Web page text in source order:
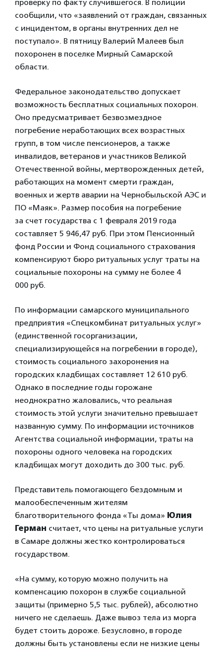
проверку по факту случившегося. В полиции
сообщили, что «заявлений от граждан, связанных
с инцидентом, в органы внутренних дел не
поступало». В пятницу Валерий Малеев был
похоронен в поселке Мирный Самарской
области.
Федеральное законодательство допускает
возможность бесплатных социальных похорон.
Оно предусматривает безвозмездное
погребение неработающих всех возрастных
групп, в том числе пенсионеров, а также
инвалидов, ветеранов и участников Великой
Отечественной войны, мертворожденных детей,
работающих на момент смерти граждан,
военных и жертв аварии на Чернобыльской АЭС и
ПО «Маяк». Размер пособия на погребение
за счет государства с 1 февраля 2019 года
составляет 5 946,47 руб. При этом Пенсионный
фонд России и Фонд социального страхования
компенсируют бюро ритуальных услуг траты на
социальные похороны на сумму не более 4
000 руб.
По информации самарского муниципального
предприятия «Спецкомбинат ритуальных услуг»
(единственной госорганизации,
специализирующейся на погребении в городе),
стоимость социального захоронения на
городских кладбищах составляет 12 610 руб.
Однако в последние годы горожане
неоднократно жаловались, что реальная
стоимость этой услуги значительно превышает
названную сумму. По информации источников
Агентства социальной информации, траты на
похороны одного человека на городских
кладбищах могут доходить до 300 тыс. руб.
Представитель помогающего бездомным и
малообеспеченным жителям
благотворительного фонда «Ты дома» Юлия
Герман считает, что цены на ритуальные услуги
в Самаре должны жестко контролироваться
государством.
«На сумму, которую можно получить на
компенсацию похорон в службе социальной
защиты (примерно 5,5 тыс. рублей), абсолютно
ничего не сделаешь. Даже вывоз тела из морга
будет стоить дороже. Безусловно, в городе
должны быть установлены если не низкие цены